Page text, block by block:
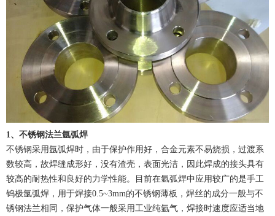
1、不锈钢法兰氩弧焊
不锈钢采用氩弧焊时，由于保护作用好，合金元素不易烧损，过渡系
数较高，故焊缝成形好，没有渣壳，表面光洁，因此焊成的接头具有
较高的耐热性和良好的力学性能。目前在氩弧焊中应用较广的是手工
钨极氩弧焊，用于焊接0.5~3mm的不锈钢薄板，焊丝的成分一般与不
锈钢法兰相同，保护气体一般采用工业纯氩气，焊接时速度应适当地